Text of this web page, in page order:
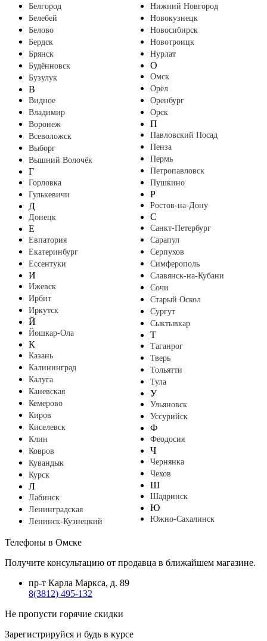
Белгород
Белебей
Белово
Бердск
Брянск
Будённовск
Бузулук
В
Видное
Владимир
Воронеж
Всеволожск
Выборг
Вышний Волочёк
Г
Горловка
Гулькевичи
Д
Донецк
Е
Евпатория
Екатеринбург
Ессентуки
И
Ижевск
Ирбит
Иркутск
Й
Йошкар-Ола
К
Казань
Калининград
Калуга
Каневская
Кемерово
Киров
Киселевск
Клин
Ковров
Кувандык
Курск
Л
Лабинск
Ленинградская
Ленинск-Кузнецкий
Нижний Новгород
Новокузнецк
Новосибирск
Новотроицк
Нурлат
О
Омск
Орёл
Оренбург
Орск
П
Павловский Посад
Пенза
Пермь
Петропавловск
Пушкино
Р
Ростов-на-Дону
С
Санкт-Петербург
Сарапул
Серпухов
Симферополь
Славянск-на-Кубани
Сочи
Старый Оскол
Сургут
Сыктывкар
Т
Таганрог
Тверь
Тольятти
Тула
У
Ульяновск
Уссурийск
Ф
Феодосия
Ч
Чернянка
Чехов
Ш
Шадринск
Ю
Южно-Сахалинск
Телефоны в Омске
Получите консультацию от продавца в ближайшем магазине.
пр-т Карла Маркса, д. 89
8(3812) 495-132
Не пропусти горячие скидки
Зарегистрируйся и будь в курсе